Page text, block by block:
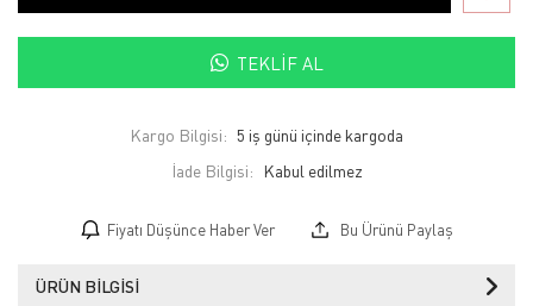
TEKLIF AL
Kargo Bilgisi: 5 iş günü içinde kargoda
İade Bilgisi:
Fiyatı Düşünce Haber Ver Bu Ürünü Paylaş
ÜRÜN BILGISI